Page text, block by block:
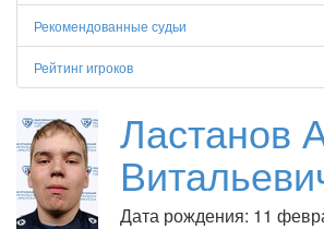
Рекомендованные судьи
Рейтинг игроков
Ластанов
Дата рождения: 11